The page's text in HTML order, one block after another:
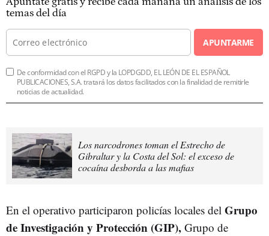
temas del día
APUNTARME
De conformidad con el RGPD y la LOPDGDD, EL LEÓN DE EL ESPAÑOL
PUBLICACIONES, S.A. tratará los datos facilitados con la finalidad de remitirle
noticias de actualidad.
Los narcodrones toman el Estrecho de
Gibraltar y la Costa del Sol: el exceso de
cocaína desborda a las mafias
En el operativo participaron policías locales del Grupo
de Investigación y Protección (GIP), Grupo de